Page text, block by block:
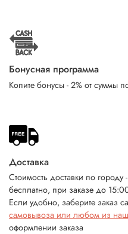
Бонусная программа
Копите бонусы - 2% от суммы
Доставка
Стоимость доставки по
бесплатно, при заказе до
Если удобно, заберите заказ
самовывоза или любом из
оформлении заказа